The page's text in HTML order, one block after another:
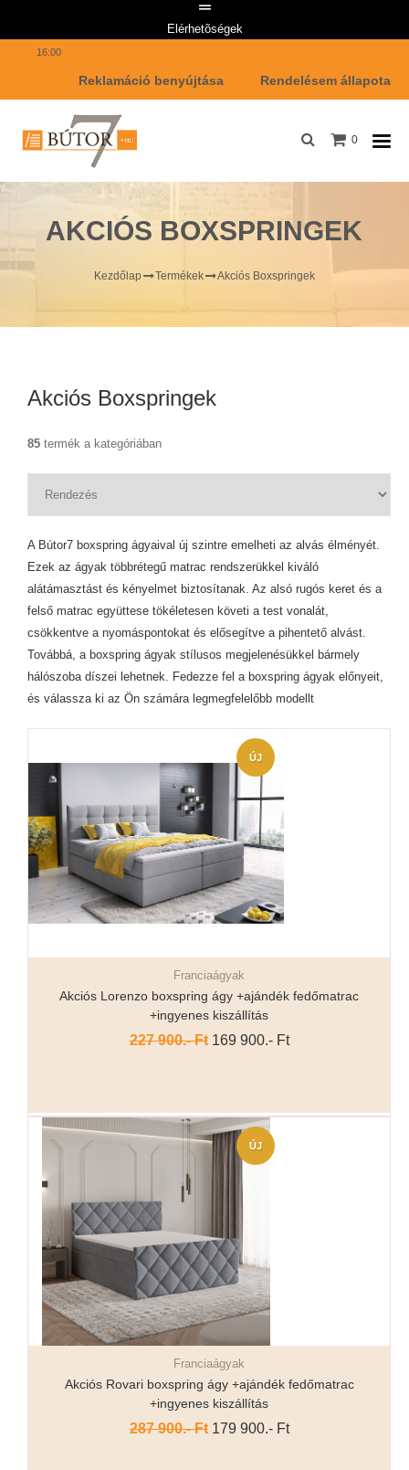
Elérhetõségek
16:00
Rendelésem állapota
Reklamáció benyújtása
0
AKCIÓS BOXSPRINGEK
Kezdőlap Termékek Akciós Boxspringek
Akciós Boxspringek
85 termék a kategóriában
A Bútor7 boxspring ágyaival új szintre emelheti az alvás élményét.
Ezek az ágyak többrétegű matrac rendszerükkel kiváló
alátámasztást és kényelmet biztosítanak. Az alsó rugós keret és a
felső matrac együttese tökéletesen követi a test vonalát,
csökkentve a nyomáspontokat és elősegítve a pihentető alvást.
Továbbá, a boxspring ágyak stílusos megjelenésükkel bármely
hálószoba díszei lehetnek. Fedezze fel a boxspring ágyak előnyeit,
és válassza ki az Ön számára legmegfelelőbb modellt
ÚJ
Részletek...Franciaágyak
Akciós Lorenzo boxspring ágy +ajándék fedőmatrac
+ingyenes kiszállítás
227 900.- Ft169 900.- Ft
ÚJ
Részletek...Franciaágyak
Akciós Rovari boxspring ágy +ajándék fedőmatrac
+ingyenes kiszállítás
287 900.- Ft179 900.- Ft